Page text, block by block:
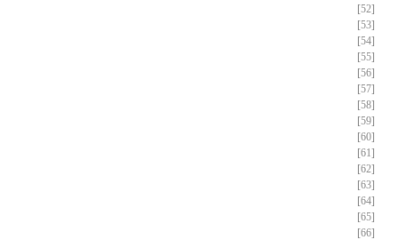
[52]
[53]
[54]
[55]
[56]
[57]
[58]
[59]
[60]
[61]
[62]
[63]
[64]
[65]
[66]